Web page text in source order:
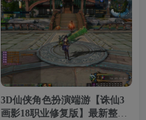
3D仙侠角色扮演端游【诛仙3
画影18职业修复版】最新整理